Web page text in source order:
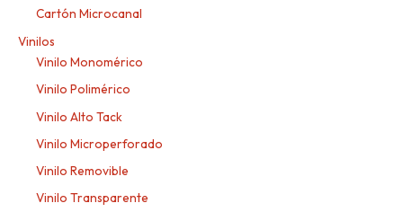
Cartón Microcanal
Vinilos
Vinilo Monomérico
Vinilo Polimérico
Vinilo Alto Tack
Vinilo Microperforado
Vinilo Removible
Vinilo Transparente